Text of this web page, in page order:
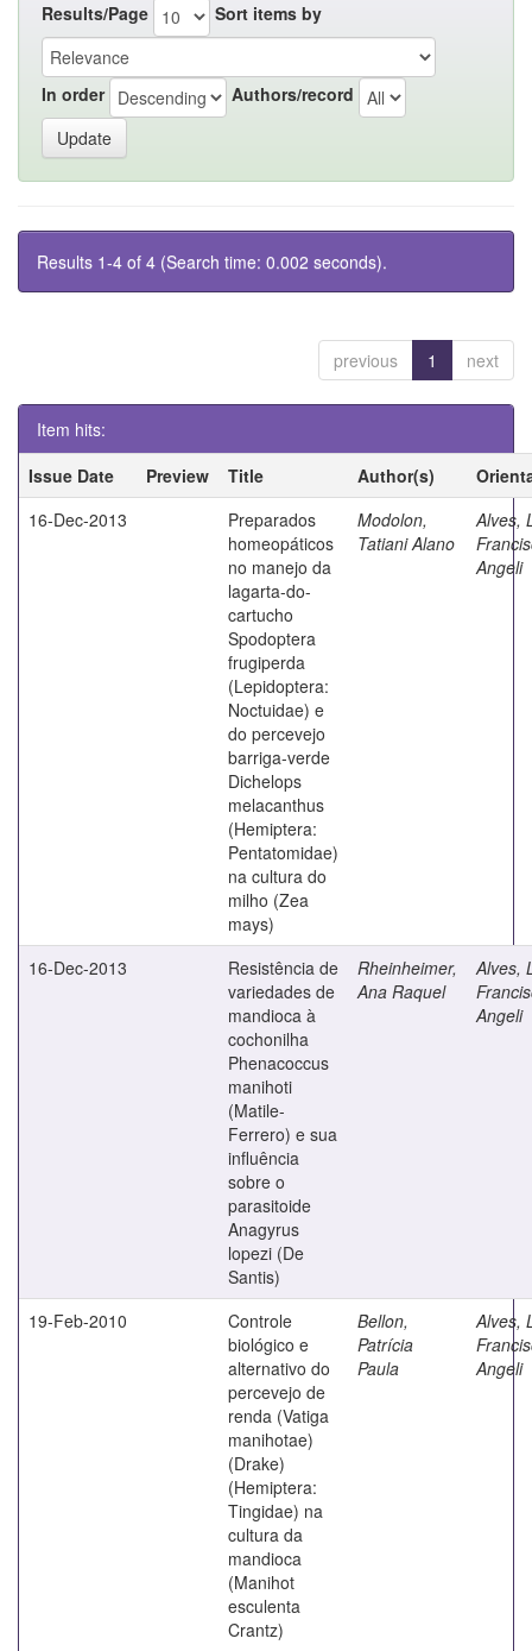
Results/Page Sort items by
In order Authors/record
Results 1-4 of 4 (Search time: 0.002 seconds).
previous 1 next
Item hits:
Issue Date
Preview Title Author(s)
16-Dec-2013
Preparados
homeopáticos
no manejo da
lagarta-do-
cartucho
Spodoptera
frugiperda
(Lepidoptera:
Noctuidae) e
do percevejo
barriga-verde
Dichelops
melacanthus
(Hemiptera:
Pentatomidae)
na cultura do
milho (Zea
mays)
Modolon,
Tatiani Alano
Alves,
Angeli
16-Dec-2013
Resistência de
variedades de
mandioca à
cochonilha
Phenacoccus
manihoti
(Matile-
Ferrero) e sua
influência
sobre o
parasitoide
Anagyrus
lopezi (De
Santis)
Rheinheimer,
Ana Raquel
Alves,
Angeli
19-Feb-2010
Controle
biológico e
alternativo do
percevejo de
renda (Vatiga
manihotae)
(Drake)
(Hemiptera:
Tingidae) na
cultura da
mandioca
(Manihot
esculenta
Crantz)
Bellon,
Patrícia
Paula
Alves,
Angeli